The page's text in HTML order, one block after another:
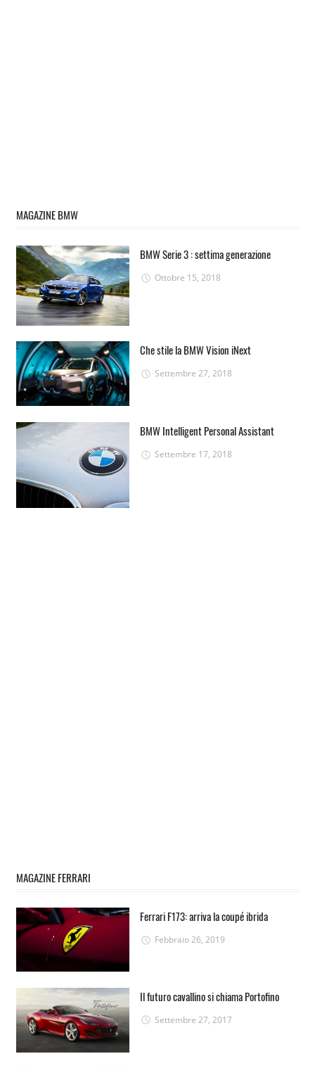
MAGAZINE BMW
BMW Serie 3 : settima generazione
Ottobre 15, 2018
Che stile la BMW Vision iNext
Settembre 27, 2018
BMW Intelligent Personal Assistant
Settembre 17, 2018
MAGAZINE FERRARI
Ferrari F173: arriva la coupé ibrida
Febbraio 26, 2019
Il futuro cavallino si chiama Portofino
Settembre 27, 2017